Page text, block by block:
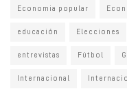
Economia popular
educación Elecciones
entrevistas Fútbol
Internacional